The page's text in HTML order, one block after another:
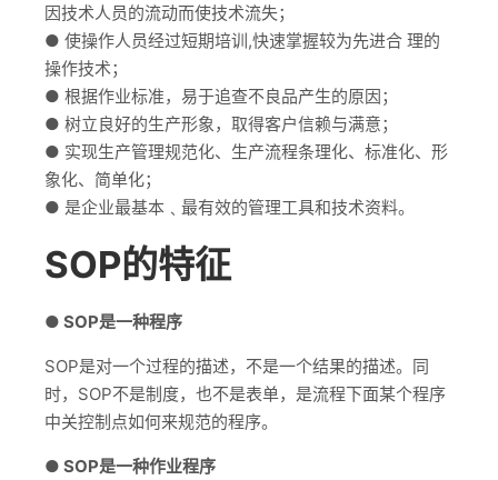
因技术人员的流动而使技术流失；
● 使操作人员经过短期培训,快速掌握较为先进合 理的
操作技术；
● 根据作业标准，易于追查不良品产生的原因；
● 树立良好的生产形象，取得客户信赖与满意；
● 实现生产管理规范化、生产流程条理化、标准化、形
象化、简单化；
● 是企业最基本﹑最有效的管理工具和技术资料。
SOP的特征
● SOP是一种程序
SOP是对一个过程的描述，不是一个结果的描述。同
时，SOP不是制度，也不是表单，是流程下面某个程序
中关控制点如何来规范的程序。
● SOP是一种作业程序